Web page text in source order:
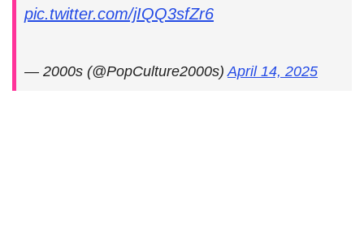
pic.twitter.com/jIQQ3sfZr6
— 2000s (@PopCulture2000s) April 14, 2025